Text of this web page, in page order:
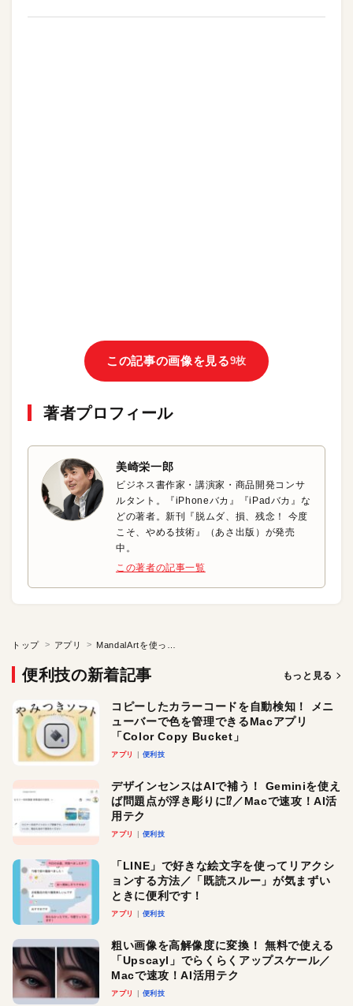
この記事の画像を見る9枚
著者プロフィール
美崎栄一郎
ビジネス書作家・講演家・商品開発コンサ
ルタント。『iPhoneバカ』『iPadバカ』な
どの著者。新刊『脱ムダ、損、残念！ 今度
こそ、やめる技術』（あさ出版）が発売
中。
この著者の記事一覧
トップ アプリ
便利技の新着記事 もっと見る
コピーしたカラーコードを自動検知！ メニ
ューバーで色を管理できるMacアプリ
「Color Copy Bucket」
アプリ 便利技
デザインセンスはAIで補う！ Geminiを使え
ば問題点が浮き彫りに⁉︎／Macで速攻！AI活
用テク
アプリ 便利技
「LINE」で好きな絵文字を使ってリアクシ
ョンする方法／「既読スルー」が気まずい
ときに便利です！
アプリ 便利技
粗い画像を高解像度に変換！ 無料で使える
「Upscayl」でらくらくアップスケール／
Macで速攻！AI活用テク
アプリ 便利技